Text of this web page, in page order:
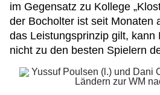
im Gegensatz zu Kollege
der Bocholter ist seit Monaten
das Leistungsprinzip gilt, kann
nicht zu den besten Spielern